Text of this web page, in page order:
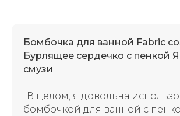
Бомбочка для ванной Fabric
Бурлящее сердечко с пенкой
смузи
"В целом, я довольна
бомбочкой для ванной с